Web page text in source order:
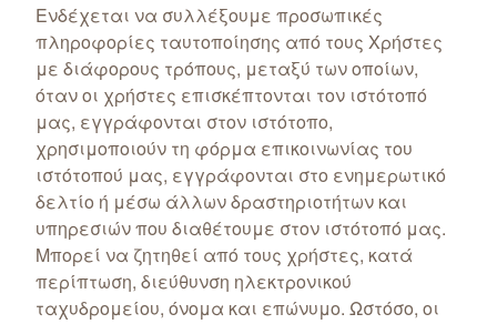
Ενδέχεται να συλλέξουμε προσωπικές
πληροφορίες ταυτοποίησης από τους Χρήστες
με διάφορους τρόπους, μεταξύ των οποίων,
όταν οι χρήστες επισκέπτονται τον ιστότοπό
μας, εγγράφονται στον ιστότοπο,
χρησιμοποιούν τη φόρμα επικοινωνίας του
ιστότοπού μας, εγγράφονται στο ενημερωτικό
δελτίο ή μέσω άλλων δραστηριοτήτων και
υπηρεσιών που διαθέτουμε στον ιστότοπό μας.
Μπορεί να ζητηθεί από τους χρήστες, κατά
περίπτωση, διεύθυνση ηλεκτρονικού
ταχυδρομείου, όνομα και επώνυμο. Ωστόσο, οι